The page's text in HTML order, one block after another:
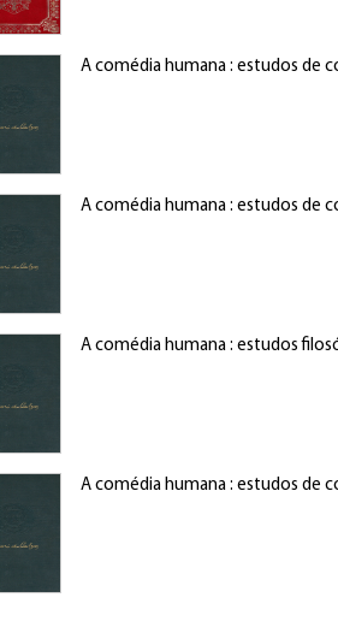
A comédia humana : estudos de
A comédia humana : estudos de
A comédia humana : estudos
A comédia humana : estudos de